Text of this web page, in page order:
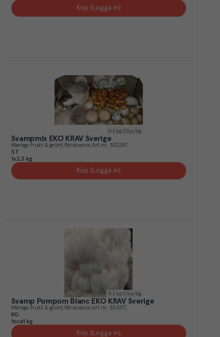
Köp (Logga in)
0.2 kg CO₂e/kg
Svampmix EKO KRAV Sverige
Menigo frukt & grönt Färskvaror Art.nr. 302287
ST
1x2,3 kg
Köp (Logga in)
0.2 kg CO₂e/kg
Svamp Pompom Blanc EKO KRAV Sverige
Menigo frukt & grönt Färskvaror Art.nr. 303177
KG
1xca1 kg
Köp (Logga in)